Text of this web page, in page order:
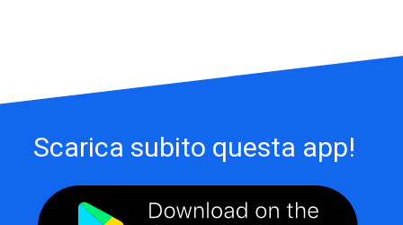
Scarica subito questa app!